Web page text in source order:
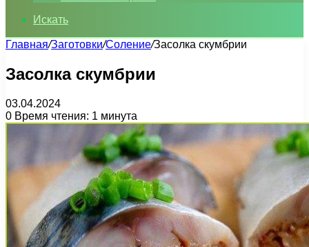
Искать
Главная/Заготовки/Соление/Засолка скумбрии
Засолка скумбрии
03.04.2024
0 Время чтения: 1 минута